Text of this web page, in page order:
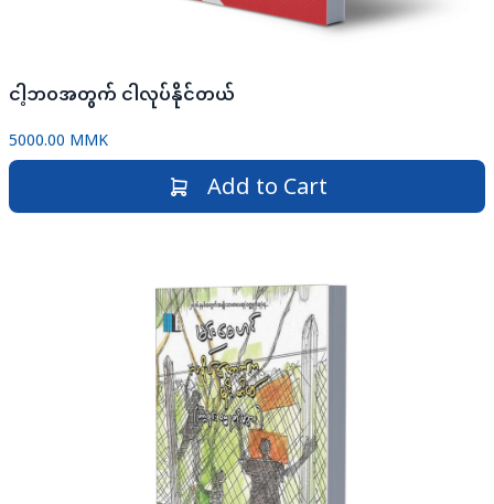
ငါ့ဘဝအတွက် ငါလုပ်နိုင်တယ်
5000.00 MMK
Add to Cart